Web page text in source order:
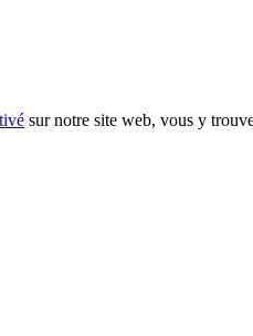
sur notre site web, vous y